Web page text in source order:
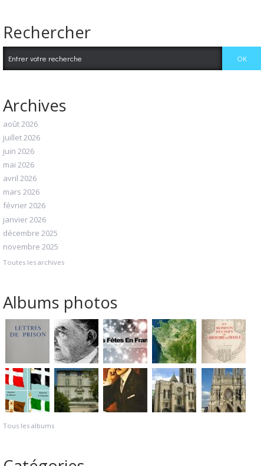
Rechercher
Archives
août 2026
juillet 2026
juin 2026
mai 2026
avril 2026
mars 2026
février 2026
janvier 2026
décembre 2025
novembre 2025
Toutes les archives
Albums photos
Tous les albums